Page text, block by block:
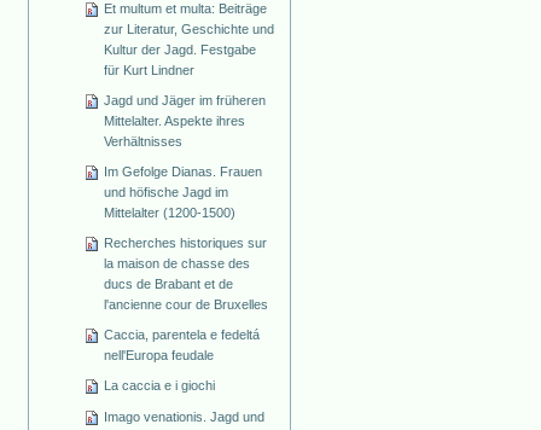
Et multum et multa: Beiträge
zur Literatur, Geschichte und
Kultur der Jagd. Festgabe
für Kurt Lindner
Jagd und Jäger im früheren
Mittelalter. Aspekte ihres
Verhältnisses
Im Gefolge Dianas. Frauen
und höfische Jagd im
Mittelalter (1200-1500)
Recherches historiques sur
la maison de chasse des
ducs de Brabant et de
l'ancienne cour de Bruxelles
Caccia, parentela e fedeltá
nell'Europa feudale
La caccia e i giochi
Imago venationis. Jagd und